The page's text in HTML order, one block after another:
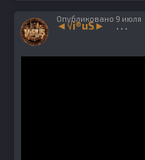
◄√i®uS► 1224
Опубликовано 9 июля